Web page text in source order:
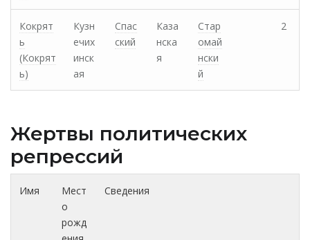
Кокрят
ь
(Кокрят
ь)
Кузн
ечих
инск
ая
Спас
ский
Каза
нска
я
Стар
омай
нски
й
2
Жертвы политических
репрессий
Имя
Мест
о
рожд
Сведения